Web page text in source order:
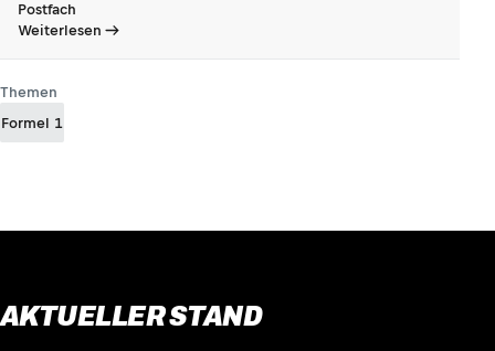
Postfach
Weiterlesen
Themen
Formel 1
AKTUELLER STAND